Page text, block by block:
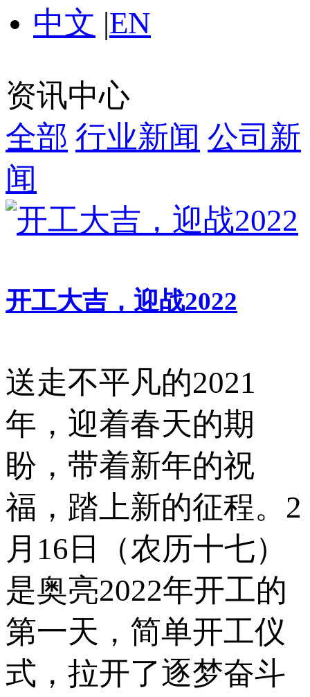
中文 |EN
资讯中心
全部 行业新闻 公司新
闻
开工大吉，迎战2022
送走不平凡的2021
年，迎着春天的期
盼，带着新年的祝
福，踏上新的征程。2
月16日（农历十七）
是奥亮2022年开工的
第一天，简单开工仪
式，拉开了逐梦奋斗